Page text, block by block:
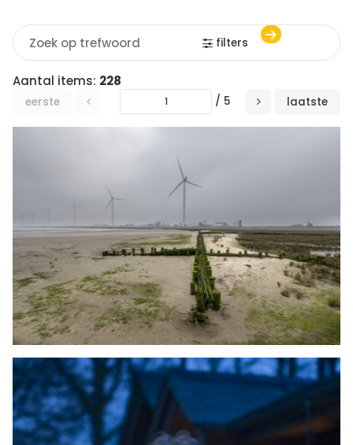
filters
Aantal items: 228
eerste / 5 laatste